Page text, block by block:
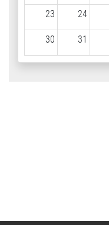
23 24
30 31